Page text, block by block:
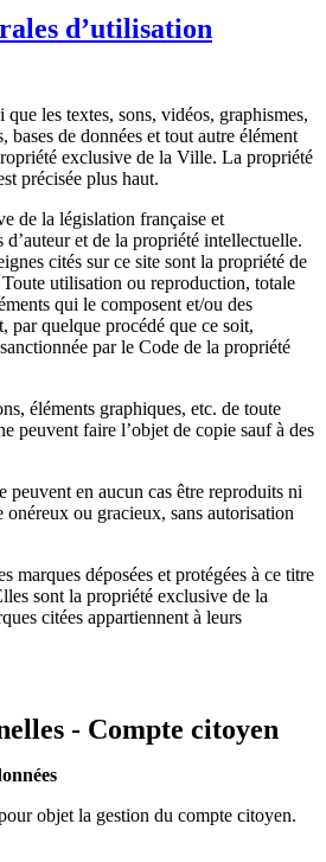
d’utilisation
les textes, sons, vidéos, graphismes,
bases de données et tout autre élément
exclusive de la Ville. La propriété
précisée plus haut.
de la législation française et
et de la propriété intellectuelle.
cités sur ce site sont la propriété de
utilisation ou reproduction, totale
qui le composent et/ou des
quelque procédé que ce soit,
par le Code de la propriété
éléments graphiques, etc. de toute
peuvent faire l’objet de copie sauf à des
peuvent en aucun cas être reproduits ni
ou gracieux, sans autorisation
marques déposées et protégées à ce titre
sont la propriété exclusive de la
citées appartiennent à leurs
- Compte citoyen
objet la gestion du compte citoyen.